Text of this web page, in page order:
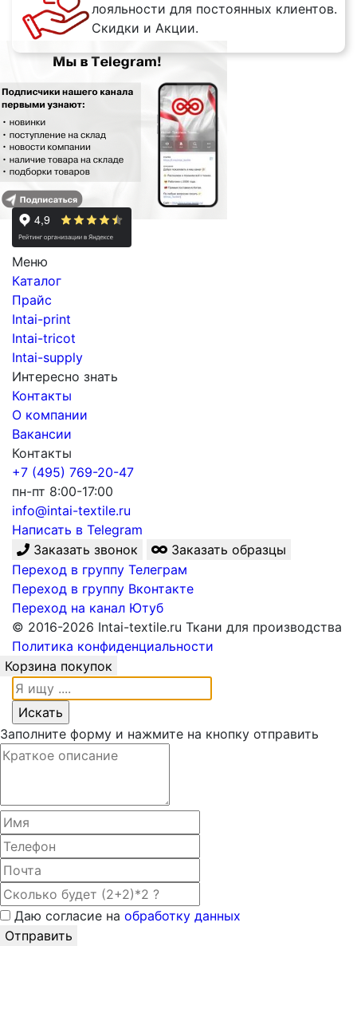
лояльности для постоянных клиентов.
Скидки и Акции.
Меню
Каталог
Прайс
Intai-print
Intai-tricot
Intai-supply
Интересно знать
Контакты
О компании
Вакансии
Контакты
+7 (495) 769-20-47
пн-пт 8:00-17:00
info@intai-textile.ru
Написать в Telegram
Заказать звонок
Заказать образцы
Переход в группу Телеграм
Переход в группу Вконтакте
Переход на канал Ютуб
© 2016-2026 Intai-textile.ru Ткани для производства
Политика конфиденциальности
Корзина покупок
Заполните форму и нажмите на кнопку отправить
Даю согласие на обработку данных
Отправить